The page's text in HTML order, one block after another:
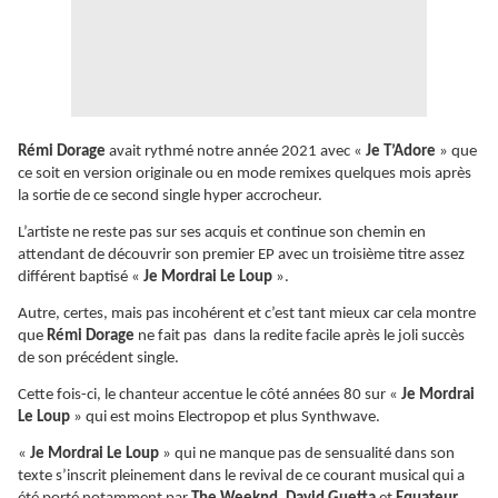
Rémi Dorage avait rythmé notre année 2021 avec « Je T’Adore » que
ce soit en version originale ou en mode remixes quelques mois après
la sortie de ce second single hyper accrocheur.
L’artiste ne reste pas sur ses acquis et continue son chemin en
attendant de découvrir son premier EP avec un troisième titre assez
différent baptisé « Je Mordrai Le Loup ».
Autre, certes, mais pas incohérent et c’est tant mieux car cela montre
que Rémi Dorage ne fait pas dans la redite facile après le joli succès
de son précédent single.
Cette fois-ci, le chanteur accentue le côté années 80 sur « Je Mordrai
Le Loup » qui est moins Electropop et plus Synthwave.
« Je Mordrai Le Loup » qui ne manque pas de sensualité dans son
texte s’inscrit pleinement dans le revival de ce courant musical qui a